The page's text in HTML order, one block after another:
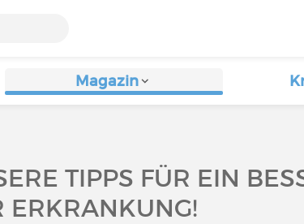
Magazin
TIPPS FÜR EIN
ERKRANKUNG!